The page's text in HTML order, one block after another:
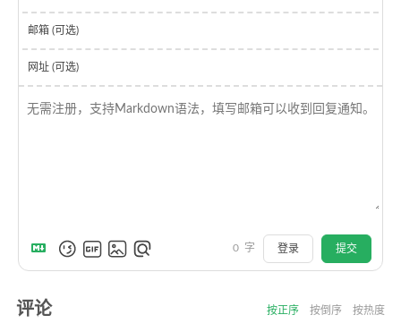
邮箱 (可选)
网址 (可选)
0 字 登录 提交
评论 按正序 按倒序 按热度